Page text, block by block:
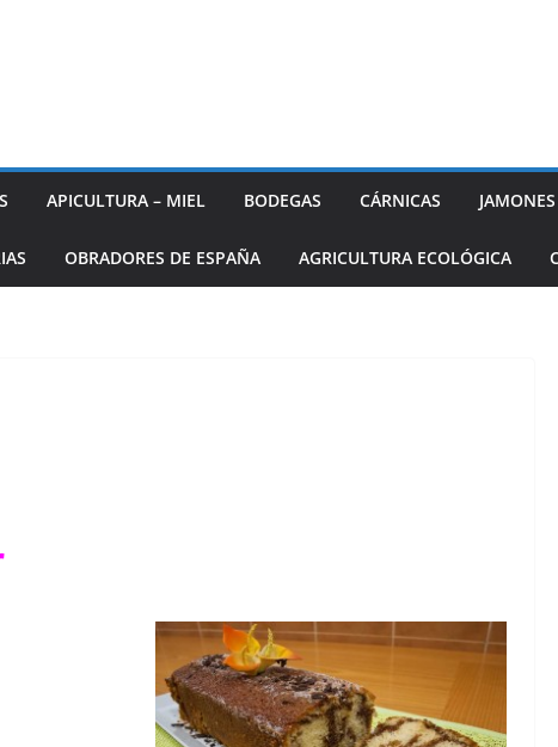
APICULTURA – MIEL BODEGAS CÁRNICAS
OBRADORES DE ESPAÑA AGRICULTURA ECOLÓGICA